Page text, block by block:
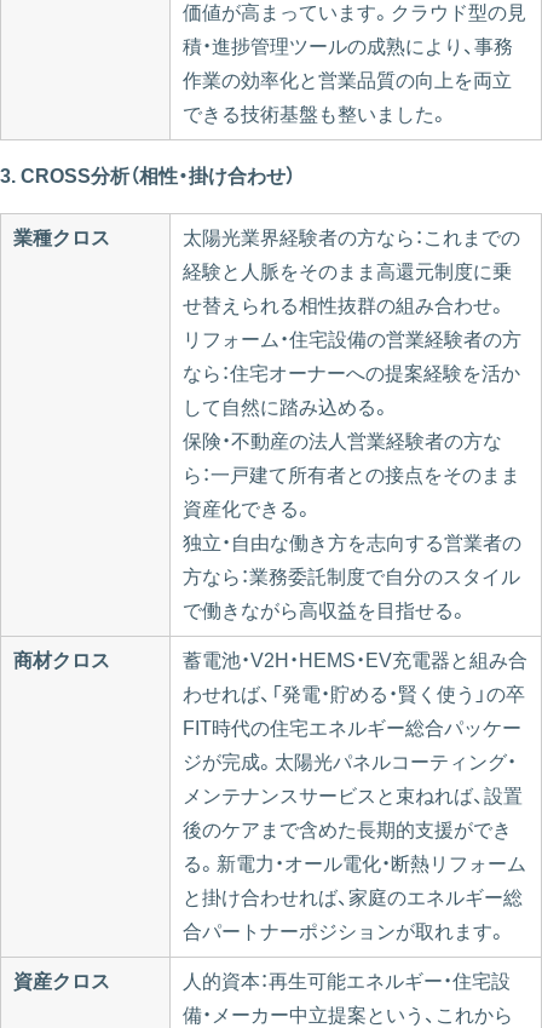
価値が高まっています。クラウド型の見
積・進捗管理ツールの成熟により、事務
作業の効率化と営業品質の向上を両立
できる技術基盤も整いました。
3. CROSS分析（相性・掛け合わせ）
業種クロス
太陽光業界経験者の方なら：これまでの
経験と人脈をそのまま高還元制度に乗
せ替えられる相性抜群の組み合わせ。
リフォーム・住宅設備の営業経験者の方
なら：住宅オーナーへの提案経験を活か
して自然に踏み込める。
保険・不動産の法人営業経験者の方な
ら：一戸建て所有者との接点をそのまま
資産化できる。
独立・自由な働き方を志向する営業者の
方なら：業務委託制度で自分のスタイル
で働きながら高収益を目指せる。
商材クロス
蓄電池・V2H・HEMS・EV充電器と組み合
わせれば、「発電・貯める・賢く使う」の卒
FIT時代の住宅エネルギー総合パッケー
ジが完成。太陽光パネルコーティング・
メンテナンスサービスと束ねれば、設置
後のケアまで含めた長期的支援ができ
る。新電力・オール電化・断熱リフォーム
と掛け合わせれば、家庭のエネルギー総
合パートナーポジションが取れます。
資産クロス
人的資本：再生可能エネルギー・住宅設
備・メーカー中立提案という、これから